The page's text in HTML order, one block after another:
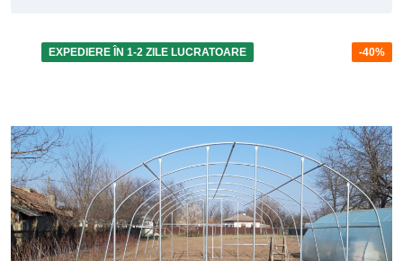
-40%
EXPEDIERE ÎN 1-2 ZILE LUCRATOARE